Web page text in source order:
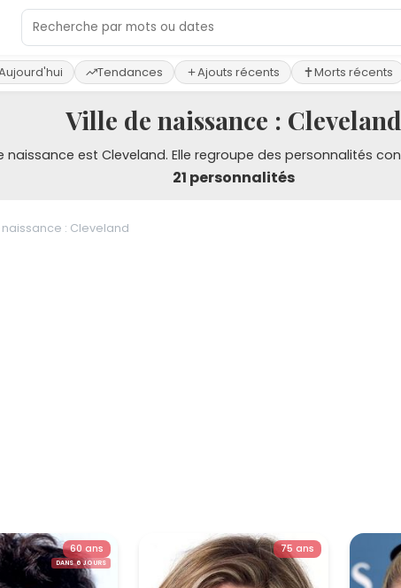
Tendances Ajouts récents Morts récents
Ville de naissance : Cleveland
est Cleveland. Elle regroupe des personnalités
21 personnalités
: Cleveland
60 ans
DANS 6 JOURS
75 ans